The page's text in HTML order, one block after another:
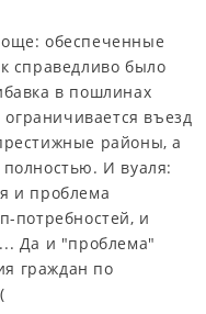
обеспеченные
справедливо было
в пошлинах
въезд
районы, а
И вуаля:
и проблема
потребностей, и
Да и "проблема"
граждан по